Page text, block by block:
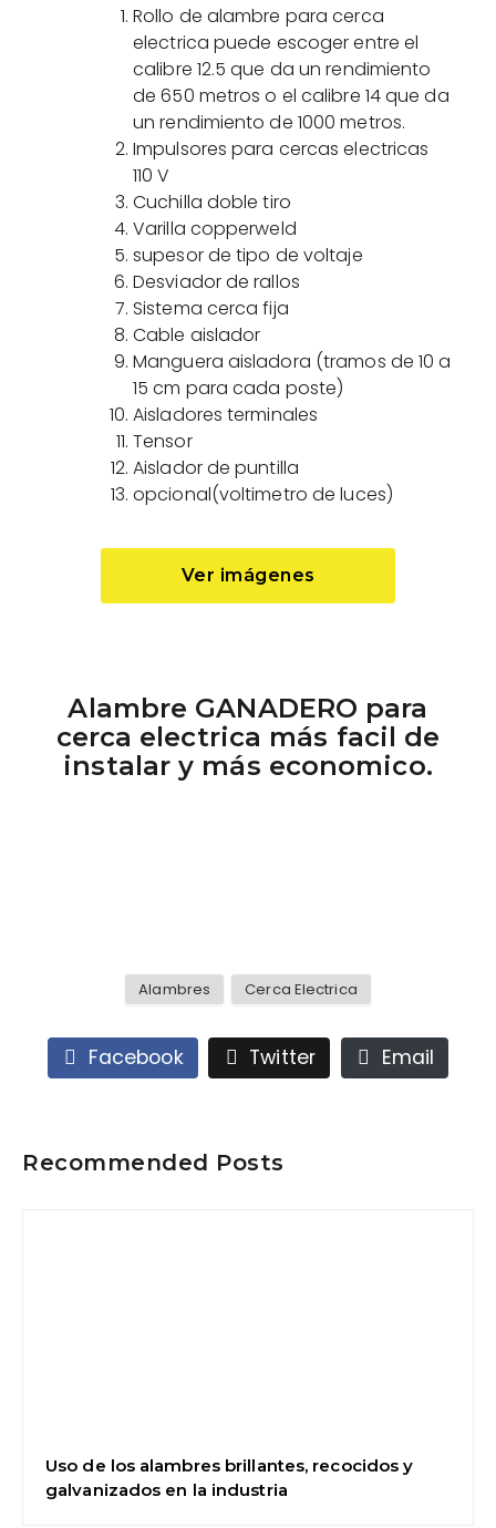
Rollo de alambre para cerca
electrica puede escoger entre el
calibre 12.5 que da un rendimiento
de 650 metros o el calibre 14 que da
un rendimiento de 1000 metros.
Impulsores para cercas electricas
110 V
Cuchilla doble tiro
Varilla copperweld
supesor de tipo de voltaje
Desviador de rallos
Sistema cerca fija
Cable aislador
Manguera aisladora (tramos de 10 a
15 cm para cada poste)
Aisladores terminales
Tensor
Aislador de puntilla
opcional(voltimetro de luces)
Ver imágenes
Alambre GANADERO para
cerca electrica más facil de
instalar y más economico.
Alambres Cerca Electrica
Facebook Twitter Email
Recommended Posts
Uso de los alambres brillantes, recocidos y
galvanizados en la industria